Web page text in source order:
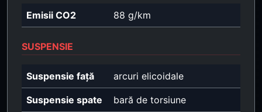
Emisii CO2 88 g/km
SUSPENSIE
Suspensie față arcuri elicoidale
Suspensie spate bară de torsiune